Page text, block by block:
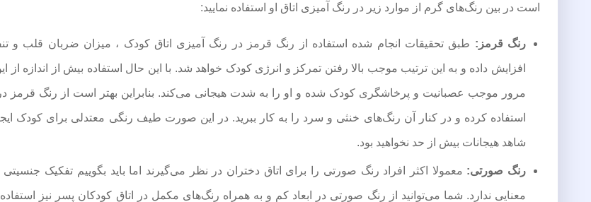
است در بین رنگ‌های گرم از موارد زیر در رنگ آمیزی اتاق او استفاده نمایید:
رنگ قرمز: طبق تحقیقات انجام شده استفاده از رنگ قرمز در رنگ آمیزی اتاق کودک ، میزان ضربان قلب و
افزایش داده و به این ترتیب موجب بالا رفتن تمرکز و انرژی کودک خواهد شد. با این حال استفاده بیش از اندازه از
مرور موجب عصبانیت و پرخاشگری کودک شده و او را به شدت هیجانی می‌کند. بنابراین بهتر است از رنگ قرمز در
استفاده کرده و در کنار آن رنگ‌های خنثی و سرد را به کار ببرید. در این صورت طیف رنگی معتدلی برای کودک
شاهد هیجانات بیش از حد نخواهید بود.
رنگ صورتی: معمولا اکثر افراد رنگ صورتی را برای اتاق دختران در نظر می‌گیرند اما باید بگوییم تفکیک
معنایی ندارد. شما می‌توانید از رنگ صورتی در ابعاد کم و به همراه رنگ‌های مکمل در اتاق کودکان پسر نیز استفاده